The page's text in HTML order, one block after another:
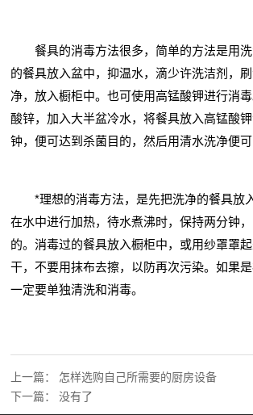
餐具的消毒方法很多，简单的方法是用洗
的餐具放入盆中，抑温水，滴少许洗洁剂，
净，放入橱柜中。也可使用高锰酸钾进行消
酸锌，加入大半盆冷水，将餐具放入高锰酸
钟，便可达到杀菌目的，然后用清水洗净便可
*理想的消毒方法，是先把洗净的餐具放
在水中进行加热，待水煮沸时，保持两分钟
的。消毒过的餐具放入橱柜中，或用纱罩罩
干，不要用抹布去擦，以防再次污染。如果是
一定要单独清洗和消毒。
上一篇： 怎样选购自己所需要的厨房设备
下一篇： 没有了